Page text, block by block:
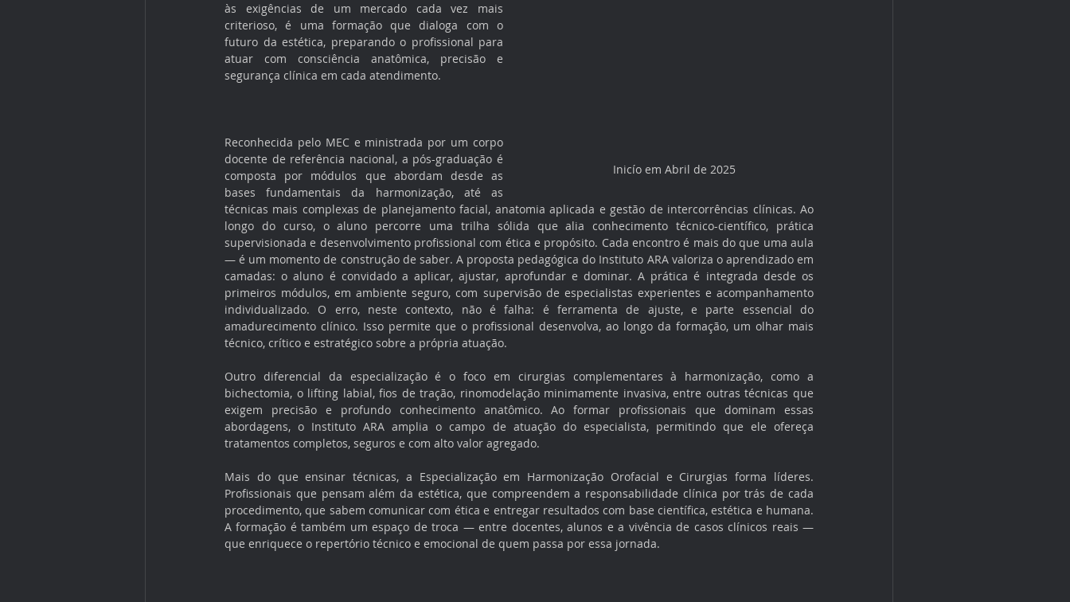
Inicío em Abril de 2025
às exigências de um mercado cada vez mais
criterioso, é uma formação que dialoga com o
futuro da estética, preparando o profissional para
atuar com consciência anatômica, precisão e
segurança clínica em cada atendimento.
Reconhecida pelo MEC e ministrada por um corpo
docente de referência nacional, a pós-graduação é
composta por módulos que abordam desde as
bases fundamentais da harmonização, até as
técnicas mais complexas de planejamento facial, anatomia aplicada e gestão de intercorrências clínicas. Ao
longo do curso, o aluno percorre uma trilha sólida que alia conhecimento técnico-científico, prática
supervisionada e desenvolvimento profissional com ética e propósito. Cada encontro é mais do que uma aula
— é um momento de construção de saber. A proposta pedagógica do Instituto ARA valoriza o aprendizado em
camadas: o aluno é convidado a aplicar, ajustar, aprofundar e dominar. A prática é integrada desde os
primeiros módulos, em ambiente seguro, com supervisão de especialistas experientes e acompanhamento
individualizado. O erro, neste contexto, não é falha: é ferramenta de ajuste, e parte essencial do
amadurecimento clínico. Isso permite que o profissional desenvolva, ao longo da formação, um olhar mais
técnico, crítico e estratégico sobre a própria atuação.
Outro diferencial da especialização é o foco em cirurgias complementares à harmonização, como a
bichectomia, o lifting labial, fios de tração, rinomodelação minimamente invasiva, entre outras técnicas que
exigem precisão e profundo conhecimento anatômico. Ao formar profissionais que dominam essas
abordagens, o Instituto ARA amplia o campo de atuação do especialista, permitindo que ele ofereça
tratamentos completos, seguros e com alto valor agregado.
Mais do que ensinar técnicas, a Especialização em Harmonização Orofacial e Cirurgias forma líderes.
Profissionais que pensam além da estética, que compreendem a responsabilidade clínica por trás de cada
procedimento, que sabem comunicar com ética e entregar resultados com base científica, estética e humana.
A formação é também um espaço de troca — entre docentes, alunos e a vivência de casos clínicos reais —
que enriquece o repertório técnico e emocional de quem passa por essa jornada.